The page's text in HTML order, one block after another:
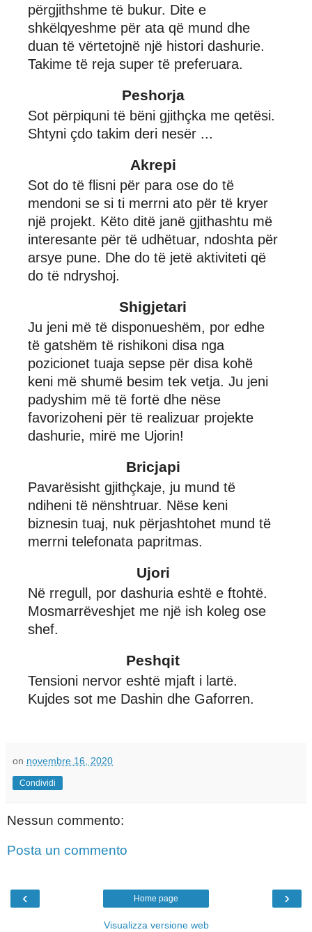
përgjithshme të bukur. Dite e
shkëlqyeshme për ata që mund dhe
duan të vërtetojnë një histori dashurie.
Takime të reja super të preferuara.
Peshorja
Sot përpiquni të bëni gjithçka me qetësi.
Shtyni çdo takim deri nesër ...
Akrepi
Sot do të flisni për para ose do të
mendoni se si ti merrni ato për të kryer
një projekt. Këto ditë janë gjithashtu më
interesante për të udhëtuar, ndoshta për
arsye pune. Dhe do të jetë aktiviteti që
do të ndryshoj.
Shigjetari
Ju jeni më të disponueshëm, por edhe
të gatshëm të rishikoni disa nga
pozicionet tuaja sepse për disa kohë
keni më shumë besim tek vetja. Ju jeni
padyshim më të fortë dhe nëse
favorizoheni për të realizuar projekte
dashurie, mirë me Ujorin!
Bricjapi
Pavarësisht gjithçkaje, ju mund të
ndiheni të nënshtruar. Nëse keni
biznesin tuaj, nuk përjashtohet mund të
merrni telefonata papritmas.
Ujori
Në rregull, por dashuria eshtë e ftohtë.
Mosmarrëveshjet me një ish koleg ose
shef.
Peshqit
Tensioni nervor eshtë mjaft i lartë.
Kujdes sot me Dashin dhe Gaforren.
on novembre 16, 2020
Condividi
Nessun commento:
Posta un commento
‹ ›
Home page
Visualizza versione web